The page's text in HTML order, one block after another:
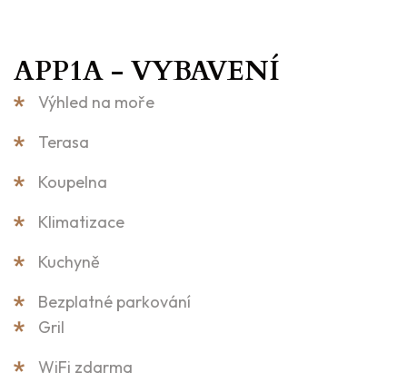
APP1A - VYBAVENÍ
Výhled na moře
Terasa
Koupelna
Klimatizace
Kuchyně
Bezplatné parkování
Gril
WiFi zdarma